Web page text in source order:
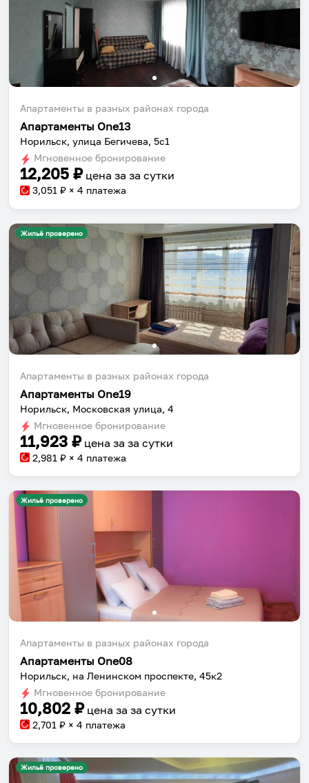
Апартаменты в разных районах города
Апартаменты One13
Норильск, улица Бегичева, 5с1
Мгновенное бронирование
12,205 ₽ цена за за сутки
3,051 ₽ × 4 платежа
Жильё проверено
Апартаменты в разных районах города
Апартаменты One19
Норильск, Московская улица, 4
Мгновенное бронирование
11,923 ₽ цена за за сутки
2,981 ₽ × 4 платежа
Жильё проверено
Апартаменты в разных районах города
Апартаменты One08
Норильск, на Ленинском проспекте, 45к2
Мгновенное бронирование
10,802 ₽ цена за за сутки
2,701 ₽ × 4 платежа
Жильё проверено